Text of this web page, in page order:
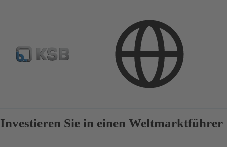
Investieren Sie in einen Weltmarktführer